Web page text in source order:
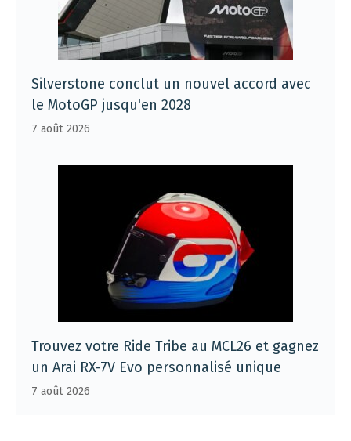
Silverstone conclut un nouvel accord avec
le MotoGP jusqu'en 2028
7 août 2026
Trouvez votre Ride Tribe au MCL26 et gagnez
un Arai RX-7V Evo personnalisé unique
7 août 2026